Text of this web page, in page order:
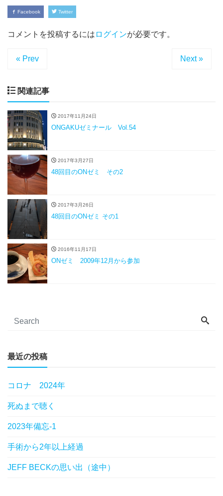
Facebook Twitter
コメントを投稿するには ログインが必要です。
« Prev Next »
関連記事
2017年11月24日
ONGAKUゼミナール Vol.54
2017年3月27日
48回目のONゼミ その2
2017年3月26日
48回目のONゼミ その1
2016年11月17日
ONゼミ 2009年12月から参加
最近の投稿
コロナ 2024年
死ぬまで聴く
2023年備忘-1
手術から2年以上経過
JEFF BECKの思い出（途中）